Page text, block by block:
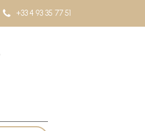
+33 4 93 35 77 51